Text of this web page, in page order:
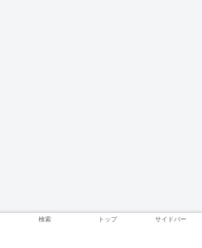
検索 トップ サイドバー